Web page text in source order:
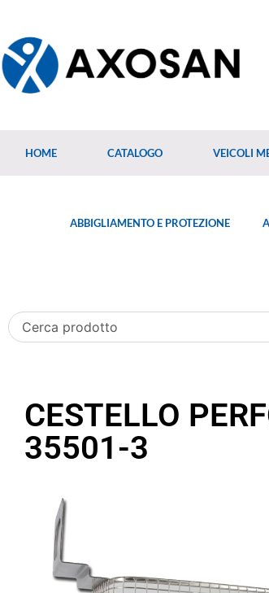
HOME CATALOGO VEICOLI
ABBIGLIAMENTO E PROTEZIONE
CESTELLO
35501-3